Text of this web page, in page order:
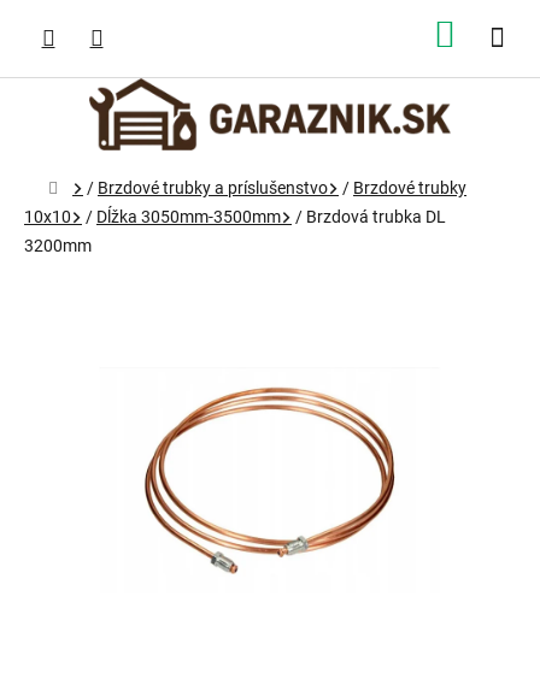
Domov
/ Brzdové trubky a príslušenstvo / Brzdové trubky
10x10
/ Dĺžka 3050mm-3500mm / Brzdová trubka DL
3200mm